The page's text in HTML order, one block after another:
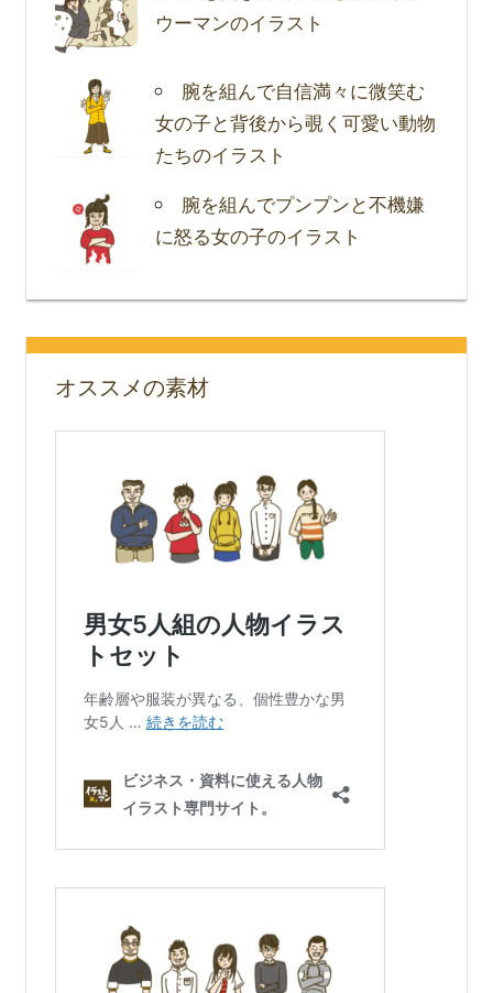
ウーマンのイラスト
腕を組んで自信満々に微笑む
女の子と背後から覗く可愛い動物
たちのイラスト
腕を組んでプンプンと不機嫌
に怒る女の子のイラスト
オススメの素材